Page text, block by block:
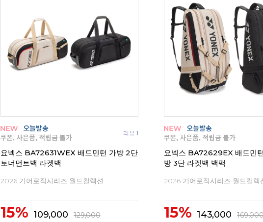
리뷰 1
요넥스 BA72631WEX 배드민턴 가방 2단
토너먼트백 라켓백
2026 기어로직시리즈 월드컬렉션
15% 109,000 129,000
요넥스 BA72629EX 배드민
방 3단 라켓백 백팩
2026 기어로직시리즈 월드컬렉
15% 143,000